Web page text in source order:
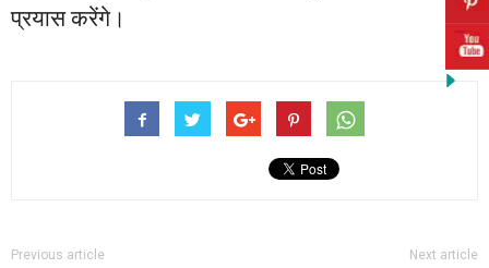
प्रयास करेंगे।
Previous article Next article